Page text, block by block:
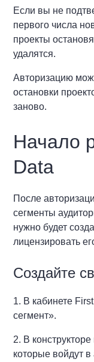
Если вы не
первого числа
проекты
удалятся.
Авторизацию
остановки
заново.
Начало
Data
После
сегменты
нужно будет
лицензировать
Создайте
1. В кабинете
сегмент».
2. В
которые войдут